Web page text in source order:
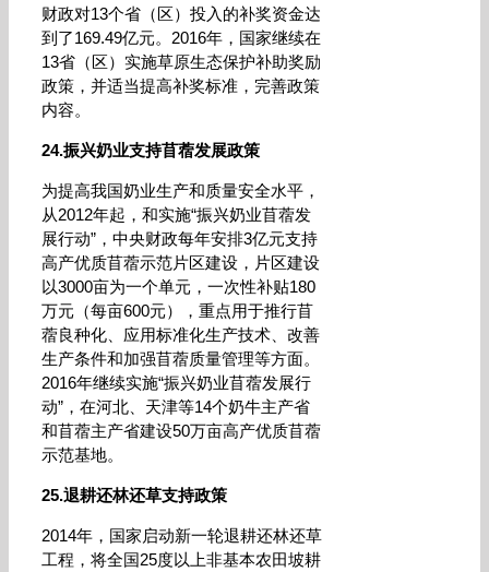
财政对13个省（区）投入的补奖资金达
到了169.49亿元。2016年，国家继续在
13省（区）实施草原生态保护补助奖励
政策，并适当提高补奖标准，完善政策
内容。
24.振兴奶业支持苜蓿发展政策
为提高我国奶业生产和质量安全水平，
从2012年起，和实施“振兴奶业苜蓿发
展行动”，中央财政每年安排3亿元支持
高产优质苜蓿示范片区建设，片区建设
以3000亩为一个单元，一次性补贴180
万元（每亩600元），重点用于推行苜
蓿良种化、应用标准化生产技术、改善
生产条件和加强苜蓿质量管理等方面。
2016年继续实施“振兴奶业苜蓿发展行
动”，在河北、天津等14个奶牛主产省
和苜蓿主产省建设50万亩高产优质苜蓿
示范基地。
25.退耕还林还草支持政策
2014年，国家启动新一轮退耕还林还草
工程，将全国25度以上非基本农田坡耕